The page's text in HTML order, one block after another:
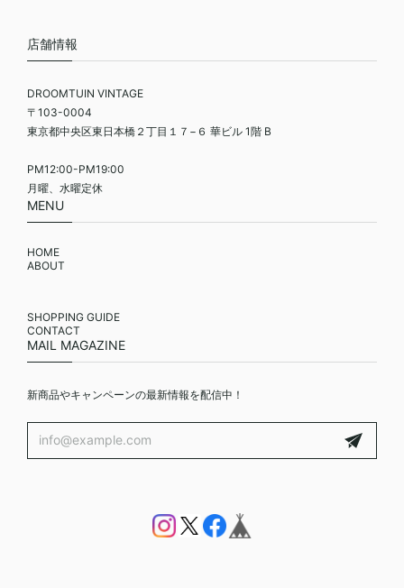
店舗情報
DROOMTUIN VINTAGE
〒103-0004
東京都中央区東日本橋２丁目１７−６ 華ビル 1階 B
PM12:00-PM19:00
月曜、水曜定休
MENU
HOME
ABOUT
SHOPPING GUIDE
CONTACT
MAIL MAGAZINE
新商品やキャンペーンの最新情報を配信中！